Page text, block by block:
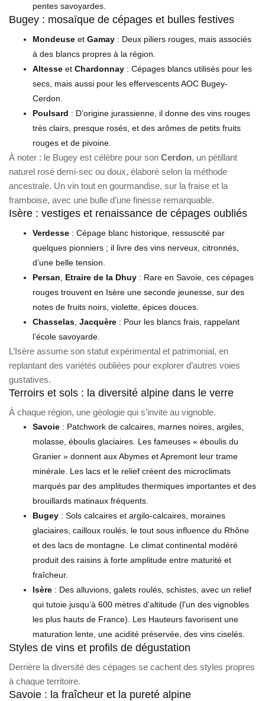
pentes savoyardes.
Bugey : mosaïque de cépages et bulles festives
Mondeuse et Gamay : Deux piliers rouges, mais associés
à des blancs propres à la région.
Altesse et Chardonnay : Cépages blancs utilisés pour les
secs, mais aussi pour les effervescents AOC Bugey-
Cerdon.
Poulsard : D’origine jurassienne, il donne des vins rouges
très clairs, presque rosés, et des arômes de petits fruits
rouges et de pivoine.
À noter : le Bugey est célèbre pour son Cerdon, un pétillant
naturel rosé demi-sec ou doux, élaboré selon la méthode
ancestrale. Un vin tout en gourmandise, sur la fraise et la
framboise, avec une bulle d’une finesse remarquable.
Isère : vestiges et renaissance de cépages oubliés
Verdesse : Cépage blanc historique, ressuscité par
quelques pionniers ; il livre des vins nerveux, citronnés,
d’une belle tension.
Persan
Etraire de la Dhuy : Rare en Savoie, ces cépages
rouges trouvent en Isère une seconde jeunesse, sur des
notes de fruits noirs, violette, épices douces.
Chasselas Jacquère : Pour les blancs frais, rappelant
l’école savoyarde.
L’Isère assume son statut expérimental et patrimonial, en
replantant des variétés oubliées pour explorer d’autres voies
gustatives.
Terroirs et sols : la diversité alpine dans le verre
À chaque région, une géologie qui s’invite au vignoble.
Savoie : Patchwork de calcaires, marnes noires, argiles,
molasse, éboulis glaciaires. Les fameuses « éboulis du
Granier » donnent aux Abymes et Apremont leur trame
minérale. Les lacs et le relief créent des microclimats
marqués par des amplitudes thermiques importantes et des
brouillards matinaux fréquents.
Bugey : Sols calcaires et argilo-calcaires, moraines
glaciaires, cailloux roulés, le tout sous influence du Rhône
et des lacs de montagne. Le climat continental modéré
produit des raisins à forte amplitude entre maturité et
fraîcheur.
Isère : Des alluvions, galets roulés, schistes, avec un relief
qui tutoie jusqu’à 600 mètres d’altitude (l’un des vignobles
les plus hauts de France). Les Hauteurs favorisent une
maturation lente, une acidité préservée, des vins ciselés.
Styles de vins et profils de dégustation
Derrière la diversité des cépages se cachent des styles propres
à chaque territoire.
Savoie : la fraîcheur et la pureté alpine